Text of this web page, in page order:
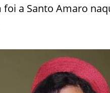
a Santo Amaro